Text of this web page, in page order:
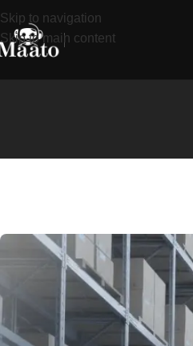
Skip to navigation
Skip to main content